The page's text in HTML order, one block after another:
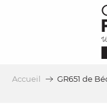
Accueil GR651 de